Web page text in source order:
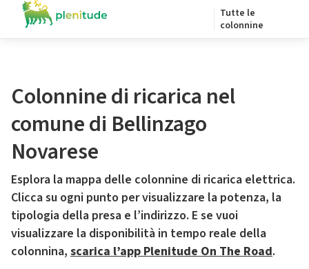
Tutte le
colonnine
Colonnine di ricarica nel
comune di Bellinzago
Novarese
Esplora la mappa delle colonnine di ricarica elettrica.
Clicca su ogni punto per visualizzare la potenza, la
tipologia della presa e l’indirizzo. E se vuoi
visualizzare la disponibilità in tempo reale della
colonnina, scarica l’app Plenitude On The Road.